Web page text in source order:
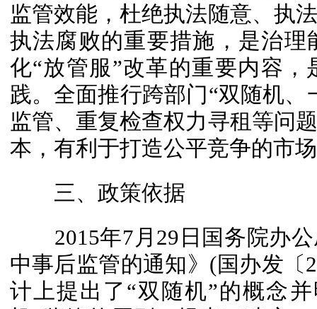
监管效能，杜绝执法随意、执
执法腐败的重要措施，是治
化“放管服”改革的重要内容
践。全面推行跨部门“双随机
监管、重复检查权力寻租等问
本，有利于打造公平竞争的市
三、政策依据
2015年7月29日国务院办公
中事后监管的通知》(国办发〔
计上提出了“双随机”的概念